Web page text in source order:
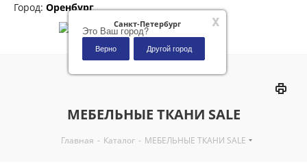
x
Санкт-Петербург
Это Ваш город?
Верно Другой город
Город: Оренбург
МЕБЕЛЬНЫЕ ТКАНИ SALE
Главная - Каталог - МЕБЕЛЬНЫЕ ТКАНИ SALE